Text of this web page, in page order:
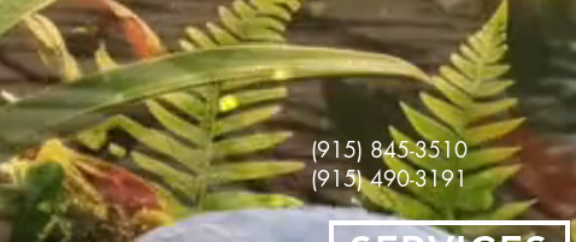
(915) 845-3510
(915) 490-3191